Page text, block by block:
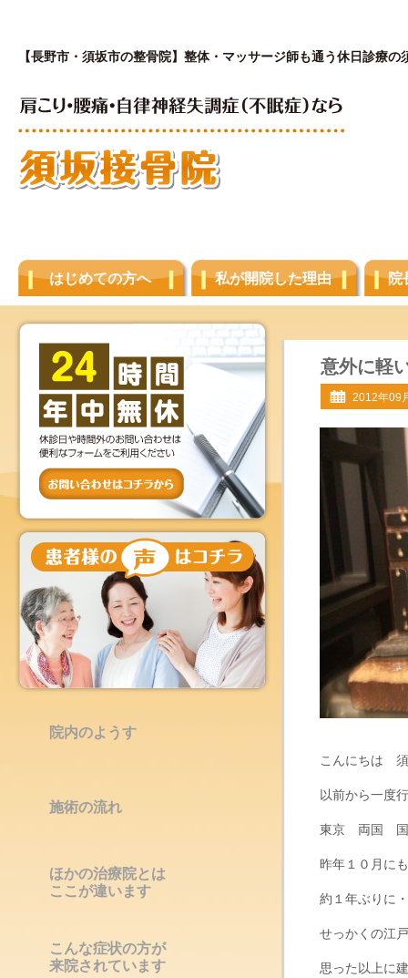
【長野市・須坂市の整骨院】整体・マッサージ師も通う休日診療の
はじめての方へ 私が開院した理由 院
意外に軽
2012年09
こんにちは
以前から一度
東京 両国 国
昨年１０月に
約１年ぶりに
せっかくの江
思った以上に
院内のようす
施術の流れ
ほかの治療院とは
ここが違います
こんな症状の方が
来院されています